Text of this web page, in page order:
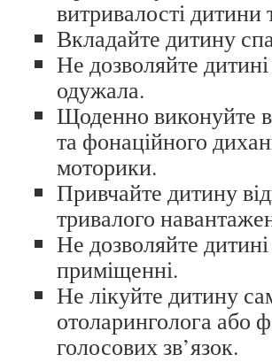
витривалості дитини
Вкладайте дитину
Не дозволяйте
одужала.
Щоденно виконуйте
та фонаційного
моторики.
Привчайте дитину
тривалого
Не дозволяйте
приміщенні.
Не лікуйте дитину
отоларинголога або
голосових зв’язок.